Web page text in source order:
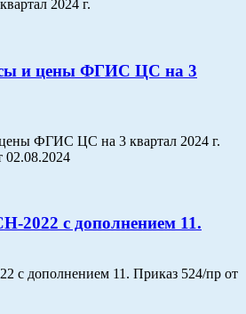
2024 г.
и цены ФГИС ЦС на 3
ФГИС ЦС на 3 квартал 2024 г.
2022 с дополнением 11.
с дополнением 11. Приказ 524/пр от